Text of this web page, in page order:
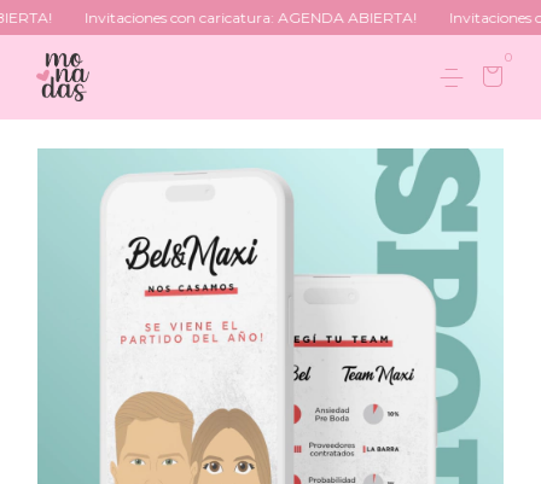
Invitaciones con caricatura: AGENDA ABIERTA! Invitaciones
0